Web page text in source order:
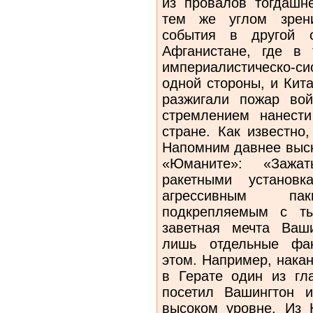
тем же углом
события в другой
Афганистане, где в
одной стороны, и
разжигали пожар
стремлением
стране. Как
Напомним давнее
«Юманите»:
ракетными
агрессивным
подкрепляемым с
заветная мечта
лишь отдельные
этом. Например,
в Герате один из
посетил
высоком уровне.